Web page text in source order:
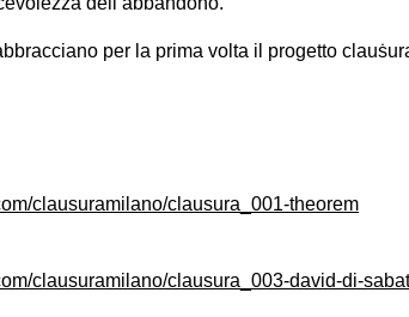
per la prima volta il progetto
clausuramilano/clausura_001-theorem
clausuramilano/clausura_003-david-di-